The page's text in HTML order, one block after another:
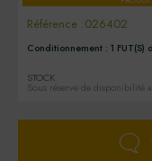
Référence :026402
Conditionnement : 1 FUT(S)
STOCK
Sous réserve de disponibilité